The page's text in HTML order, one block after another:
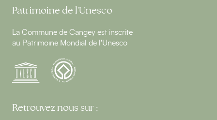
Patrimoine de l'Unesco
La Commune de Cangey est inscrite
au Patrimoine Mondial de l'Unesco
Retrouvez nous sur :